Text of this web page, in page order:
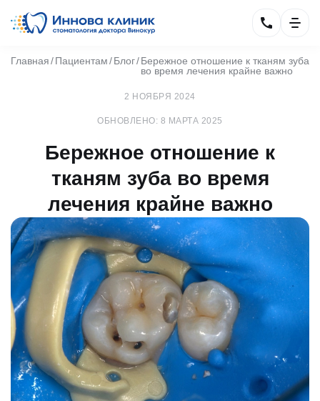
Главная Пациентам Блог Бережное отношение к тканям зуба
во время лечения крайне важно
2 НОЯБРЯ 2024
ОБНОВЛЕНО: 8 МАРТА 2025
Бережное отношение к
тканям зуба во время
лечения крайне важно